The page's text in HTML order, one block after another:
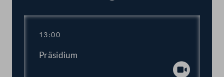
13:00
Präsidium